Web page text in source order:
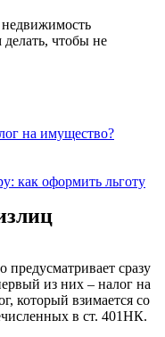
недвижимость
чтобы не
на имущество?
как оформить льготу
предусматривает сразу
из них – налог на
который взимается со
в ст. 401НК.